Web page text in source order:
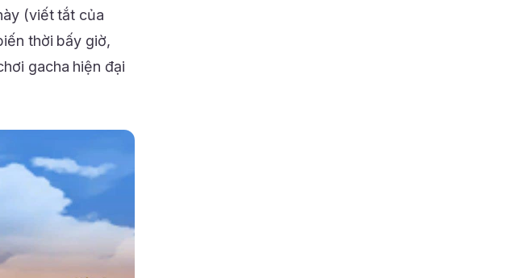
(viết tắt của
thời bấy giờ,
gacha hiện đại